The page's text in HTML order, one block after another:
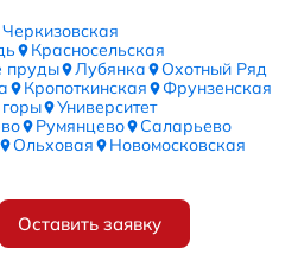
Черкизовская
Красносельская
пруды Лубянка
Охотный Ряд
Кропоткинская
Фрунзенская
Университет
Румянцево
Саларьево
Ольховая
Новомосковская
Оставить заявку